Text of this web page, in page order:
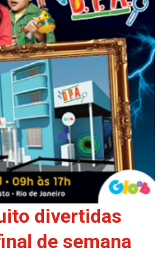
divertidas
de semana